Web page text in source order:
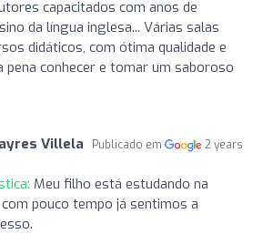
capacitados com anos de
da língua inglesa... Várias salas
didáticos, com ótima qualidade e
pena conhecer e tomar um saboroso
Villela Publicado em
2 years
Meu filho está estudando na
pouco tempo já sentimos a